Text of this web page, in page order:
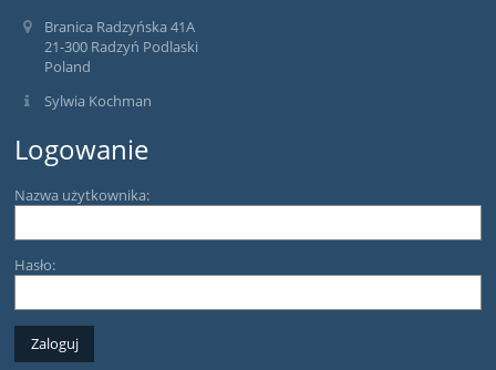
Branica Radzyńska 41A
21-300 Radzyń Podlaski
Poland
Sylwia Kochman
Logowanie
Nazwa użytkownika:
Hasło: